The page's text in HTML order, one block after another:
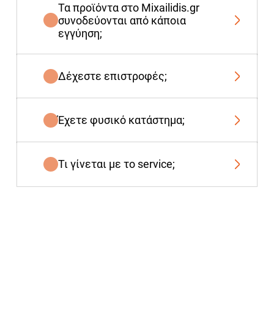
Τα προϊόντα στο Mixailidis.gr
συνοδεύονται από κάποια
εγγύηση;
Δέχεστε επιστροφές;
Έχετε φυσικό κατάστημα;
Τι γίνεται με το service;